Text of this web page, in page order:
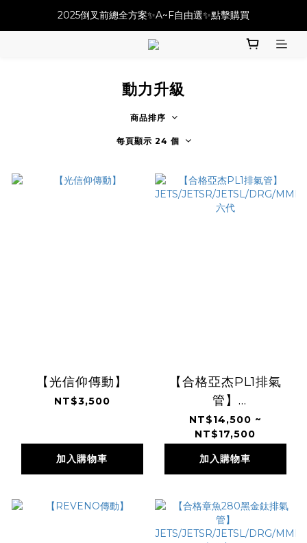
必改龍頭四件套⚡️不用五千六!! 優惠價只要 $ 4899💥
2025倒叉前總全方案✨A~F自由選✨點擊購買
必改龍頭四件套⚡️不用五千六!! 優惠價只要 $ 4899💥
動力升級
商品排序
每頁顯示 24 個
【光信仰傳動】
NT$3,500
加入購物車
【合格亞杰PL1排氣
管】
JETS/JETSR/JETSL/
六代
NT$14,500 ~
NT$17,500
加入購物車